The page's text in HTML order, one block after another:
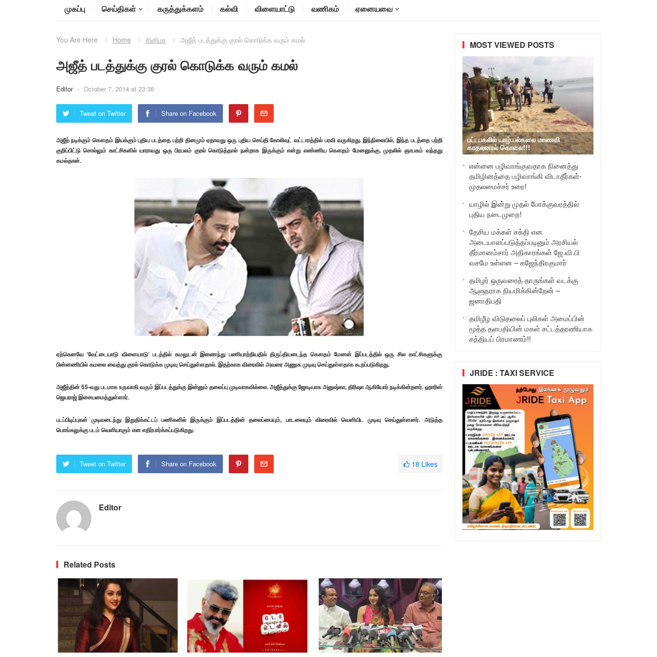
முகப்பு செய்திகள் கருத்துக்களம் கல்வி விளையாட்டு வணிகம் ஏனையவை
You Are Here Home சினிமா அஜீத் படத்துக்கு குரல் கொடுக்க வரும் கமல்
அஜீத் படத்துக்கு குரல் கொடுக்க வரும் கமல்
Editor - October 7, 2014 at 23:36
Tweet on Twitter Share on Facebook
அஜீத் நடிக்கும் கௌதம் இயக்கும் புதிய படத்தை பற்றி தினமும் ஏதாவது ஒரு புதிய செய்தி கோலிவுட் வட்டாரத்தில் பரவி வருகிறது. இந்நிலையில்,இந்த படத்தை பற்றி
குறிப்பிட்டு சொல்லும் காட்சிகளில் யாராவது ஒரு பிரபலம் குரல் கொடுத்தால் நன்றாக இருக்கும் என்று எண்ணிய கௌதம் மேனனுக்கு, முதலில் ஞாபகம் வந்தது
கமல்தான்.
ஏற்கெனவே ‘வேட்டையாடு விளையாடு’ படத்தில் கமலுடன் இணைந்து பணியாற்றியதில் திருப்தியடைந்த கௌதம் மேனன் இப்படத்தில் ஒரு சில காட்சிகளுக்கு
பின்னணியில் கமலை வைத்து குரல் கொடுக்க முடிவு செய்துள்ளதால். இதற்காக விரைவில் அவரை அணுக முடிவு செய்துள்ளதாக கூறப்படுகிறது.
அஜீத்தின் 55-வது படமாக உருவாகி வரும் இப்படத்துக்கு இன்னும் தலைப்பு முடிவாகவில்லை. அஜீத்துக்கு ஜோடியாக அனுஷ்கா, திரிஷா ஆகியோர் நடிக்கின்றனர். ஹாரிஸ்
ஜெயராஜ் இசையமைத்துள்ளார்.
படப்பிடிப்புகள் முடிவடைந்து இறுதிக்கட்டப் பணிகளில் இருக்கும் இப்படத்தின் தலைப்பையும், பாடலையும் விரைவில் வெளியிட முடிவு செய்துள்ளனர். அடுத்த
பொங்கலுக்கு படம் வெளியாகும் என எதிர்பார்க்கப்படுகிறது.
Tweet on Twitter Share on Facebook 18 Likes
Editor
Related Posts
MOST VIEWED POSTS
பட்டபகலில் யாழ்.பல்கலை மாணவி
காதலனால் கொலை!!!
என்னை பழிவாங்குவதாக நினைத்து
தமிழினத்தை பழிவாங்கி விடாதீர்கள்-
முதலமைச்சர் உரை!
யாழில் இன்று முதல் போக்குவரத்தில்
புதிய நடைமுறை!
தேசிய மக்கள் சக்தி என
அடையாளப்படுத்தப்படினும் அரசியல்
தீர்மானம்சார் அதிகாரங்கள் ஜே.வி.பி
வசமே உள்ளன – கஜேந்திரகுமார்
தமிழர் ஒருவரைத் தாருங்கள் வடக்கு
ஆளுநராக நியமிக்கின்றேன் –
ஜனாதிபதி
தமிழீழ விடுதலைப் புலிகள் அமைப்பின்
மூத்த தளபதியின் மகள் சட்டத்தரணியாக
சத்தியப் பிரமாணம்!!
JRIDE : TAXI SERVICE